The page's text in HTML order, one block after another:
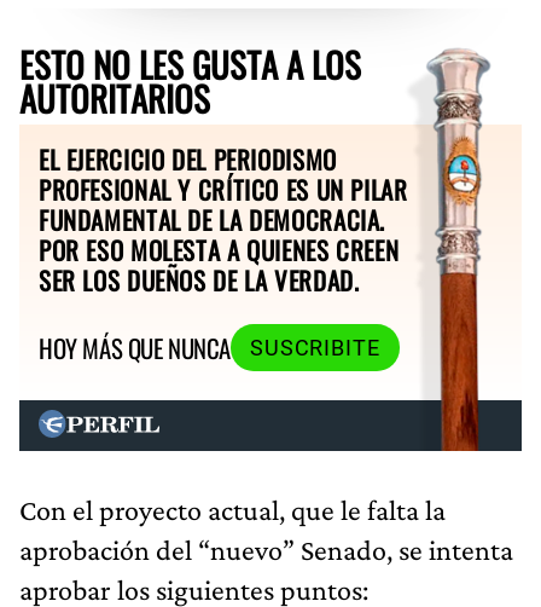
ESTO NO LES GUSTA A LOS
AUTORITARIOS
EL EJERCICIO DEL PERIODISMO
PROFESIONAL Y CRÍTICO ES UN PILAR
FUNDAMENTAL DE LA DEMOCRACIA.
POR ESO MOLESTA A QUIENES CREEN
SER LOS DUEÑOS DE LA VERDAD.
HOY MÁS QUE NUNCA
SUSCRIBITE
Con el proyecto actual, que le falta la
aprobación del “nuevo” Senado, se intenta
aprobar los siguientes puntos: